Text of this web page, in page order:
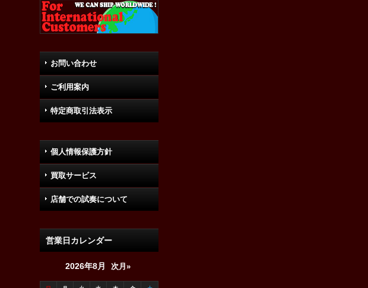
お問い合わせ
ご利用案内
特定商取引法表示
個人情報保護方針
買取サービス
店舗での試奏について
営業日カレンダー
2026年8月 次月»